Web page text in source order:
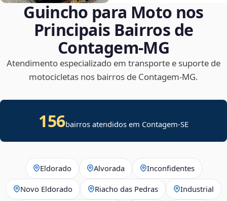
Guincho para Moto nos
Principais Bairros de
Contagem‑MG
Atendimento especializado em transporte e suporte de
motocicletas nos bairros de Contagem‑MG.
156bairros atendidos em Contagem-SE
Eldorado Alvorada Inconfidentes
Novo Eldorado Riacho das Pedras Industrial